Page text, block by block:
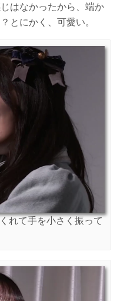
はなかったから、端か
とにかく、可愛い。
れて手を小さく振って